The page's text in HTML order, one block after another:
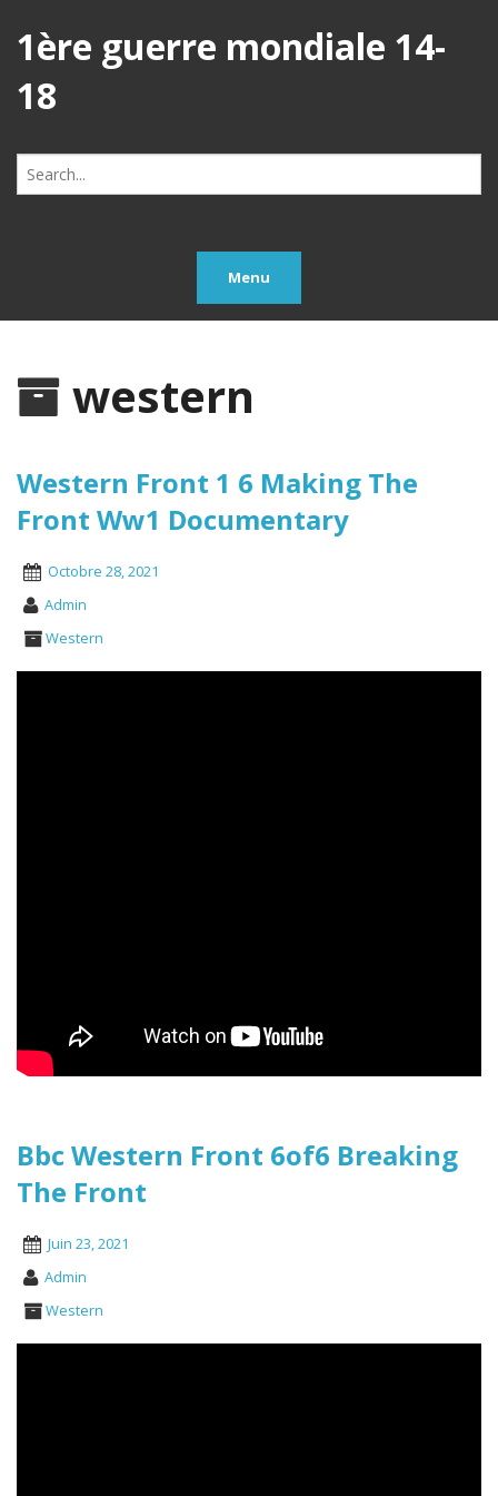
1ère guerre mondiale 14-
18
Search
for:
Menu
western
Western Front 1 6 Making The
Front Ww1 Documentary
Octobre 28, 2021
Admin
Western
Bbc Western Front 6of6 Breaking
The Front
Juin 23, 2021
Admin
Western